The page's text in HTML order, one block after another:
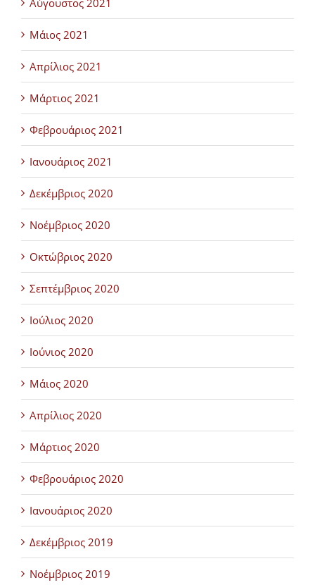
Αύγουστος 2021
Μάιος 2021
Απρίλιος 2021
Μάρτιος 2021
Φεβρουάριος 2021
Ιανουάριος 2021
Δεκέμβριος 2020
Νοέμβριος 2020
Οκτώβριος 2020
Σεπτέμβριος 2020
Ιούλιος 2020
Ιούνιος 2020
Μάιος 2020
Απρίλιος 2020
Μάρτιος 2020
Φεβρουάριος 2020
Ιανουάριος 2020
Δεκέμβριος 2019
Νοέμβριος 2019